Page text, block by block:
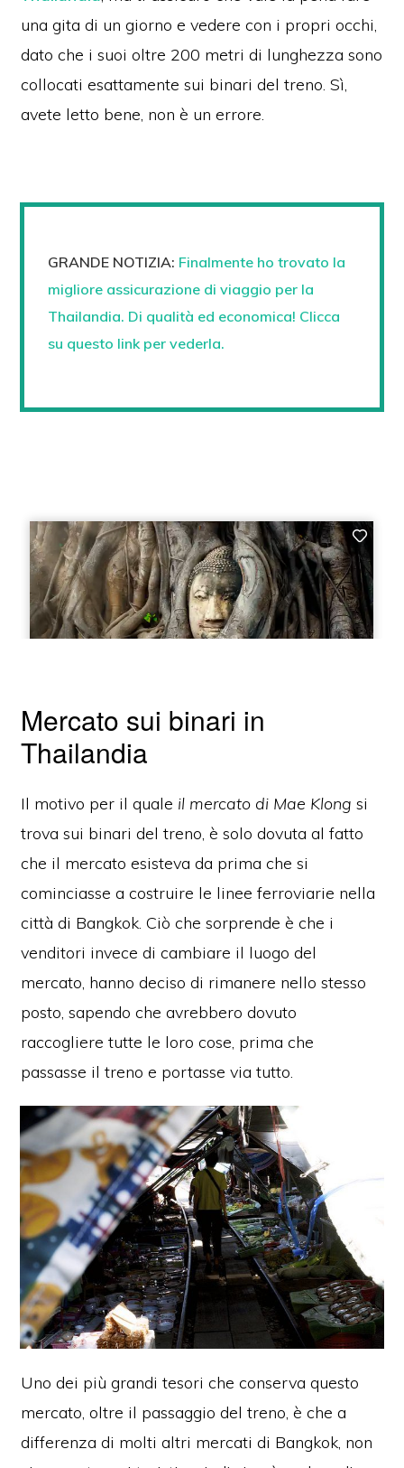
una gita di un giorno e vedere con i propri occhi,
dato che i suoi oltre 200 metri di lunghezza sono
collocati esattamente sui binari del treno. Sì,
avete letto bene, non è un errore.
GRANDE NOTIZIA: Finalmente ho trovato la
migliore assicurazione di viaggio per la
Thailandia. Di qualità ed economica! Clicca
su questo link per vederla.
Mercato sui binari in
Thailandia
Il motivo per il quale il mercato di Mae Klong si
trova sui binari del treno, è solo dovuta al fatto
che il mercato esisteva da prima che si
cominciasse a costruire le linee ferroviarie nella
città di Bangkok. Ciò che sorprende è che i
venditori invece di cambiare il luogo del
mercato, hanno deciso di rimanere nello stesso
posto, sapendo che avrebbero dovuto
raccogliere tutte le loro cose, prima che
passasse il treno e portasse via tutto.
Uno dei più grandi tesori che conserva questo
mercato, oltre il passaggio del treno, è che a
differenza di molti altri mercati di Bangkok, non